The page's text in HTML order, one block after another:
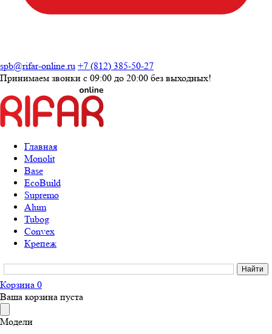
spb@rifar-online.ru +7 (812) 385-50-27
Принимаем звонки с 09:00 до 20:00 без выходных!
Главная
Monolit
Base
EcoBuild
Supremo
Alum
Tubog
Convex
Крепеж
Корзина 0
Ваша корзина пуста
Модели